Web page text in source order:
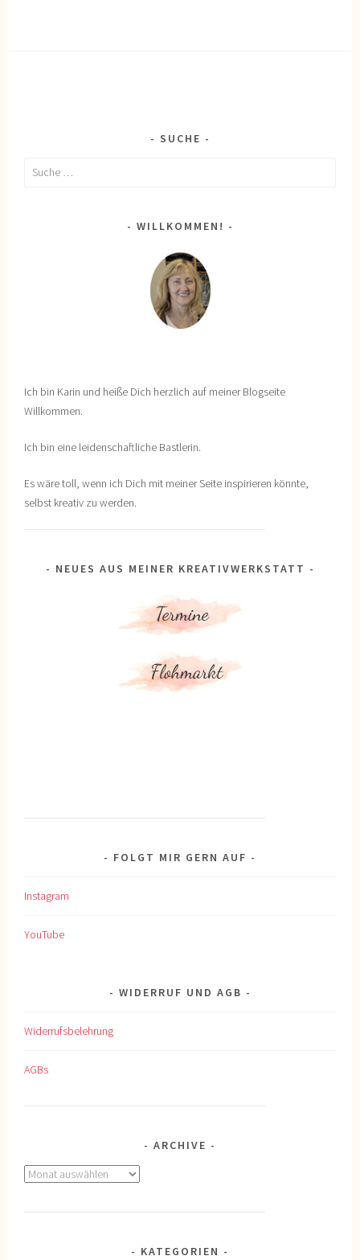
SUCHE
Suche
WILLKOMMEN!
Ich bin Karin und heiße Dich herzlich auf meiner Blogseite
Willkommen.
Ich bin eine leidenschaftliche Bastlerin.
Es wäre toll, wenn ich Dich mit meiner Seite inspirieren könnte,
selbst kreativ zu werden.
NEUES AUS MEINER KREATIVWERKSTATT
FOLGT MIR GERN AUF
Instagram
YouTube
WIDERRUF UND AGB
Widerrufsbelehrung
AGBs
ARCHIVE
Archive
KATEGORIEN